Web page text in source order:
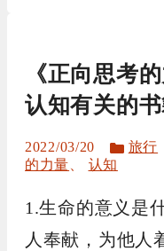
《正向思考
认知有关的
2022/03/20
分
旅行
的力量
认知
1.生命的意义是
人奉献，为他人